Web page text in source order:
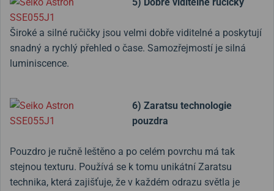
Široké a silné ručičky jsou velmi dobře viditelné a poskytují
snadný a rychlý přehled o čase. Samozřejmostí je silná
luminiscence.
6) Zaratsu technologie
pouzdra
Pouzdro je ručně leštěno a po celém povrchu má tak
stejnou texturu. Používá se k tomu unikátní Zaratsu
technika, která zajišťuje, že v každém odrazu světla je